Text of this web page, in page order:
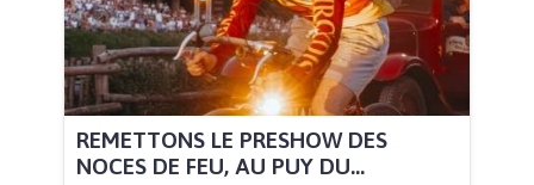
REMETTONS LE PRESHOW DES
NOCES DE FEU, AU PUY DU...